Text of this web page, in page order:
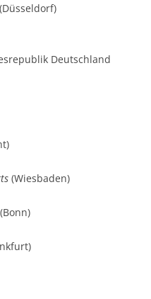
(Düsseldorf)
Deutschland
(Wiesbaden)